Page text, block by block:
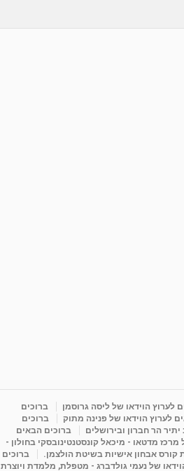
לערוץ הוידאו של ליסה גרוסמן
ברוכים
לערוץ הוידאו של פנינה מתוק
ברוכים
הר חברון ובירושלים
ברוכים הבאים
מדטאו - מיכאל קונסטנטינובסקי בחולון -
אבחון אישיות בשיטת הולצמן.
ברוכים
של נעמי גולדברג - מטפלת, מלמדת ויוצרת